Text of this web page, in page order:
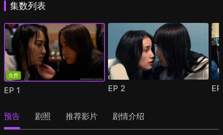
集数列表
免费
EP 1 EP 2
预告 剧照 推荐影片 剧情介绍